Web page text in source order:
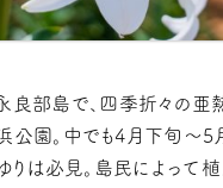
良部島で、四季折々の亜
公園。中でも4月下旬～5
りは必見。島民によって